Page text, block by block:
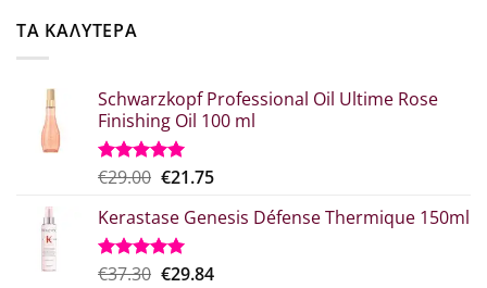
ΤΑ ΚΑΛΥΤΕΡΑ
Schwarzkopf Professional Oil Ultime Rose
Finishing Oil 100 ml
Βαθμολογήθηκε
από 5
€29.00 Original
was:
€29.00.
€21.75Η
τιμή
€21.75.
Kerastase Genesis Défense Thermique 150ml
Βαθμολογήθηκε
€37.30 Original
€29.84Η